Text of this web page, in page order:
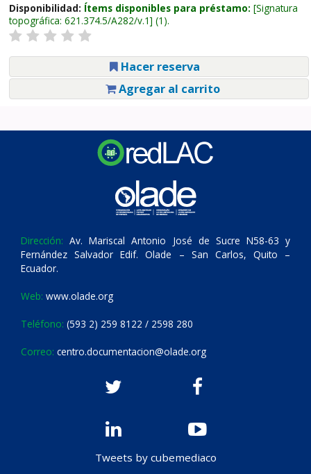
Disponibilidad: Ítems disponibles para préstamo: Signatura
topográfica: 621.374.5/A282/v.1 (1).
Hacer reserva
Agregar al carrito
Dirección: Av. Mariscal Antonio José de Sucre N58-63 y
Fernández Salvador Edif. Olade – San Carlos, Quito –
Ecuador.
Web: www.olade.org
Teléfono: (593 2) 259 8122 / 2598 280
Correo: centro.documentacion@olade.org
Tweets by cubemediaco